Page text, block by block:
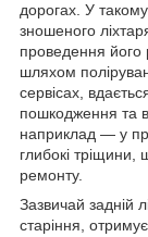
дорогах. У
зношеного
проведення його
шляхом
сервісах,
пошкодження та
наприклад — у
глибокі
ремонту.
Зазвичай задній
старіння,